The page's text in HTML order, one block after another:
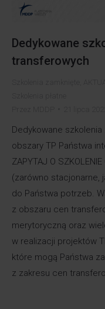
Dedykowane
transferowych
Dedykowane
obszary TP Państwa
ZAPYTAJ O
(zarówno stacjonarne,
do Państwa potrzeb.
z obszaru cen
merytoryczną oraz
w realizacji projektów
które mogą Państwa
z zakresu cen